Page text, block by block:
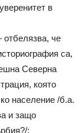
в
отбелязва, че
са,
Северна
която
население /б.а.
и защо
;